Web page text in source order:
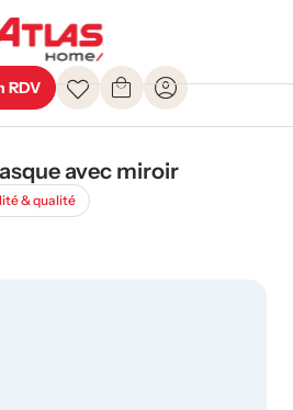
RDV
avec miroir
& qualité